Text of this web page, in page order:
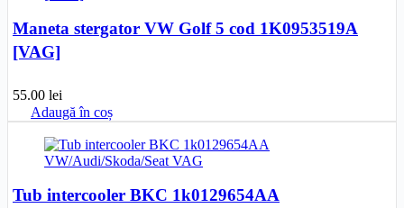
Maneta stergator VW Golf 5 cod 1K0953519A
[VAG]
55.00 lei
Adaugă în coș
Tub intercooler BKC 1k0129654AA